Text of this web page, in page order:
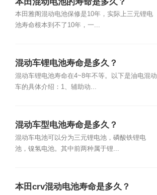
本田雅阁混动电池保修是10年，实际上三元锂电
池寿命根本到不了10年，一...
混动车锂电池寿命是多久？
混动车锂电池寿命在4~8年不等。以下是油电混动
车的具体介绍：1、辅助动...
混动车型电池寿命是多久？
混动车电池可以分为三元锂电池，磷酸铁锂电
池，镍氢电池。其中前两种属于锂...
本田crv混动电池寿命是多久？